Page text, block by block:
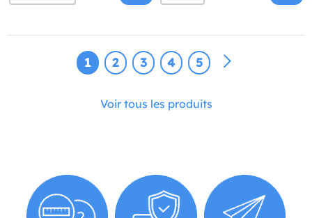
1 2 3 4 5
Voir tous les produits